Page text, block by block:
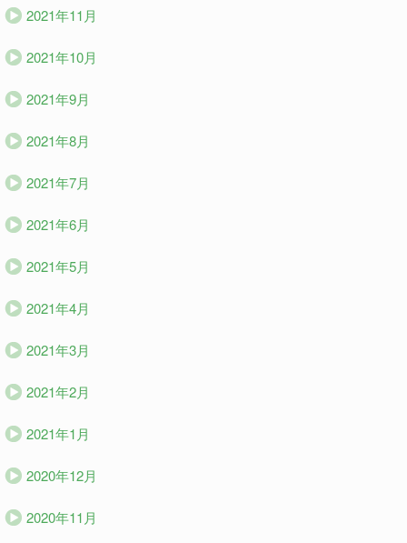
2021年11月
2021年10月
2021年9月
2021年8月
2021年7月
2021年6月
2021年5月
2021年4月
2021年3月
2021年2月
2021年1月
2020年12月
2020年11月